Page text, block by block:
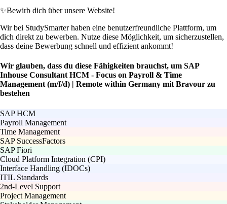
✨Bewirb dich über unsere Website!
Wir bei StudySmarter haben eine benutzerfreundliche Plattform, um
dich direkt zu bewerben. Nutze diese Möglichkeit, um sicherzustellen,
dass deine Bewerbung schnell und effizient ankommt!
Wir glauben, dass du diese Fähigkeiten brauchst, um SAP
Inhouse Consultant HCM - Focus on Payroll & Time
Management (m/f/d) | Remote within Germany mit Bravour zu
bestehen
SAP HCM
Payroll Management
Time Management
SAP SuccessFactors
SAP Fiori
Cloud Platform Integration (CPI)
Interface Handling (IDOCs)
ITIL Standards
2nd-Level Support
Project Management